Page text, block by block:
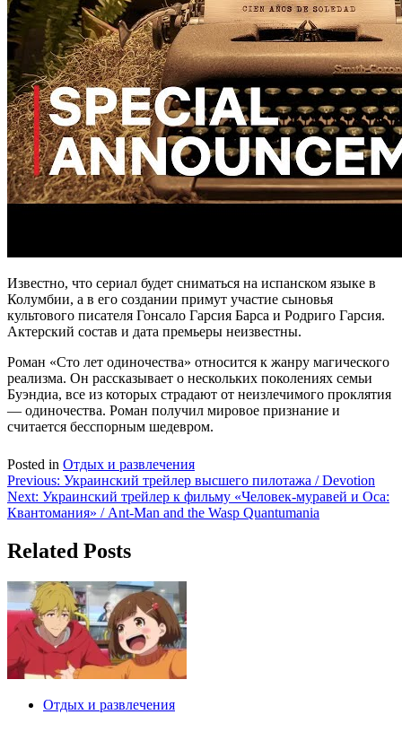
Известно, что сериал будет сниматься на испанском языке в
Колумбии, а в его создании примут участие сыновья
культового писателя Гонсало Гарсия Барса и Родриго Гарсия.
Актерский состав и дата премьеры неизвестны.
Роман «Сто лет одиночества» относится к жанру магического
реализма. Он рассказывает о нескольких поколениях семьи
Буэндиа, все из которых страдают от неизлечимого проклятия
— одиночества. Роман получил мировое признание и
считается бесспорным шедевром.
Posted in Отдых и развлечения
Навигация
по
Previous: Украинский трейлер высшего пилотажа / Devotion
Next: Украинский трейлер к фильму «Человек-муравей и Оса:
Квантомания» / Ant-Man and the Wasp Quantumania
Related Posts
Отдых и развлечения